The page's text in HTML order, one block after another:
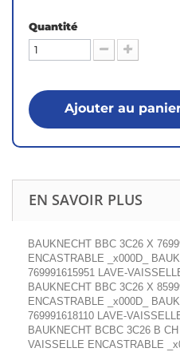
Quantité
Ajouter au
EN SAVOIR PLUS
BAUKNECHT BBC 3C26 X
ENCASTRABLE _x000D_
769991615951 LAVE-
BAUKNECHT BBC 3C26 X
ENCASTRABLE _x000D_
769991618110 LAVE-
BAUKNECHT BCBC 3C26 B
VAISSELLE ENCASTRABLE